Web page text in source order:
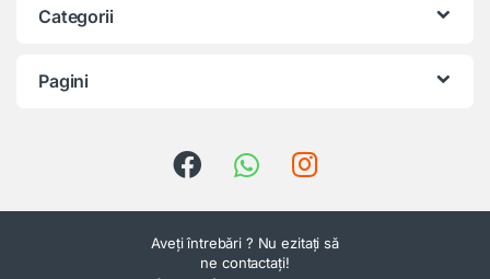
Categorii
Pagini
Aveți întrebări ? Nu ezitați să
ne contactați!